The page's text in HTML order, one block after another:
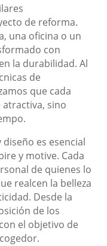
de reforma.
una oficina o un
con
la durabilidad. Al
de
que cada
sino
es esencial
y motive. Cada
de quienes lo
realcen la belleza
Desde la
de los
el objetivo de